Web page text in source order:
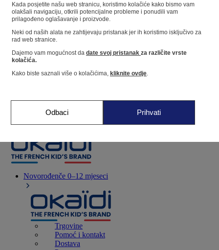
Predloženi proizvodi
Pogledajte sve proizvode
Dućan
Novorođenče 0–12 mjeseci
Trgovine
Pomoć i kontakt
Dostava
Kada posjetite našu web stranicu, koristimo kolačiće kako bismo vam
olakšali navigaciju, otkrili potencijalne probleme i ponudili vam
prilagođeno oglašavanje i proizvode.
Neki od naših alata ne zahtijevaju pristanak jer ih koristimo isključivo za
rad web stranice.
Dajemo vam mogućnost da date svoj pristanak za različite vrste
kolačića.
Kako biste saznali više o kolačićima, kliknite ovdje.
Odbaci Prihvati